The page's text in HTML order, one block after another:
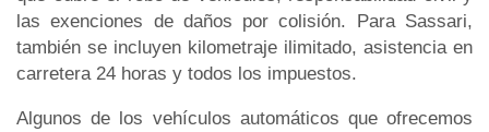
las exenciones de daños por colisión. Para Sassari,
también se incluyen kilometraje ilimitado, asistencia en
carretera 24 horas y todos los impuestos.
Algunos de los vehículos automáticos que ofrecemos